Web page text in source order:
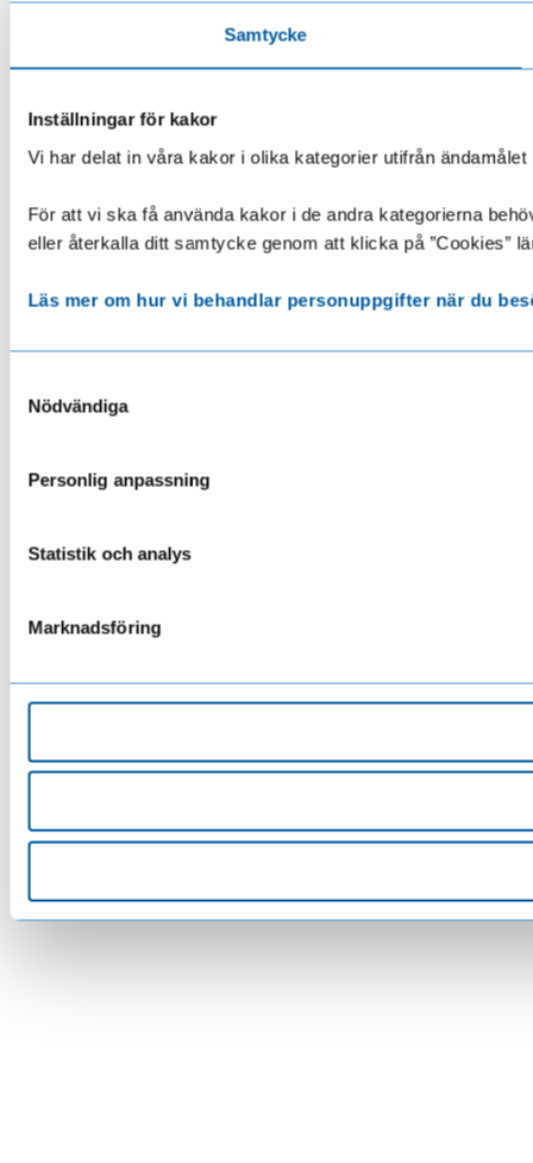
Samtycke
Inställningar för kakor
Vi har delat in våra kakor i olika kategorier utifrån
För att vi ska få använda kakor i de andra kategorierna
eller återkalla ditt samtycke genom att klicka på ”Cookies”
Läs mer om hur vi behandlar personuppgifter när du
Nödvändiga
Personlig anpassning
Statistik och analys
Marknadsföring